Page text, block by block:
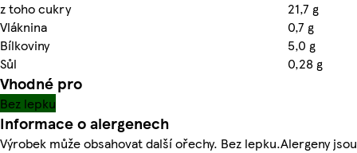
z toho cukry
21,7 g
Vláknina
0,7 g
Bílkoviny
5,0 g
Sůl
0,28 g
Vhodné pro
Bez lepku
Informace o alergenech
Výrobek může obsahovat další ořechy. Bez lepku.Alergeny